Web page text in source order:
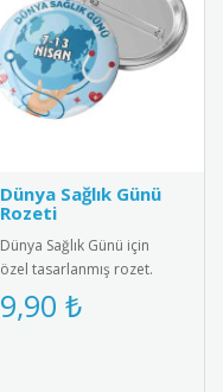
Dünya Sağlık Günü
Rozeti
Dünya Sağlık Günü için
özel tasarlanmış rozet.
Sağlıklı yaşam bilincini
yaymak için ideal
9,90 ₺